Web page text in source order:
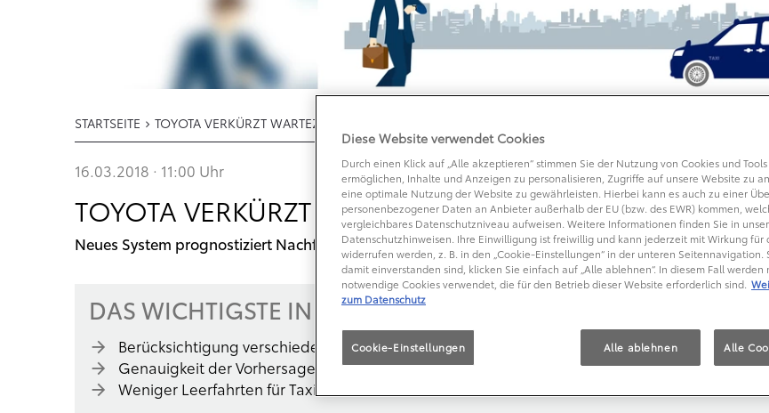
STARTSEITE TOYOTA VERKÜRZT WARTEZEITEN AUF TAXIS
16.03.2018 · 11:00 Uhr
TOYOTA VERKÜRZT WARTEZEITEN AUF TAXIS
Neues System prognostiziert Nachfrage mithilfe künstlicher Intelligenz
DAS WICHTIGSTE IN KÜRZE
Berücksichtigung verschiedener Faktoren wie Wetter und Veranstaltungen
Genauigkeit der Vorhersagen von 94,1 Prozent
Weniger Leerfahrten für Taxifahrer, höherer Umsatz
Diese Website verwendet Cookies
Durch einen Klick auf „Alle akzeptieren“ stimmen Sie der Nutzung von Cookies und
ermöglichen, Inhalte und Anzeigen zu personalisieren, Zugriffe auf unsere Website zu
eine optimale Nutzung der Website zu gewährleisten. Hierbei kann es auch zu einer
personenbezogener Daten an Anbieter außerhalb der EU (bzw. des EWR) kommen,
vergleichbares Datenschutzniveau aufweisen. Weitere Informationen finden Sie in
Datenschutzhinweisen. Ihre Einwilligung ist freiwillig und kann jederzeit mit Wirkung für
widerrufen werden, z. B. in den „Cookie-Einstellungen“ in der unteren Seitennavigation.
damit einverstanden sind, klicken Sie einfach auf „Alle ablehnen“. In diesem Fall werden
notwendige Cookies verwendet, die für den Betrieb dieser Website erforderlich sind.
zum Datenschutz
Alle ablehnen Alle
Cookie-Einstellungen